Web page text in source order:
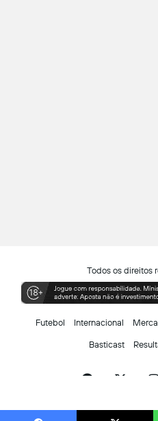
Todos os direitos
Futebol Internacional
Basticast
Facebook